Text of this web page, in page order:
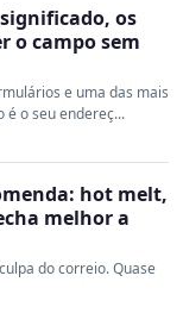
os
o campo sem
e uma das mais
é o seu endereç...
hot melt,
melhor a
do correio. Quase